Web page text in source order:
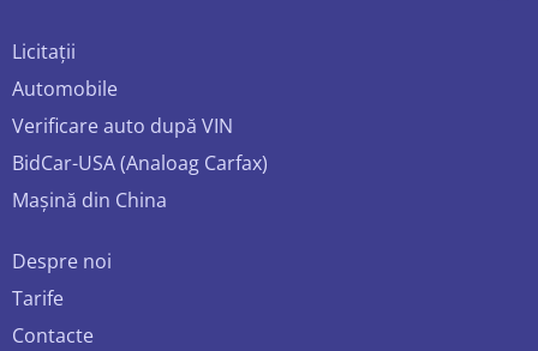
Licitații
Automobile
Verificare auto după VIN
BidCar-USA (Analoag Carfax)
Mașină din China
Despre noi
Tarife
Contacte